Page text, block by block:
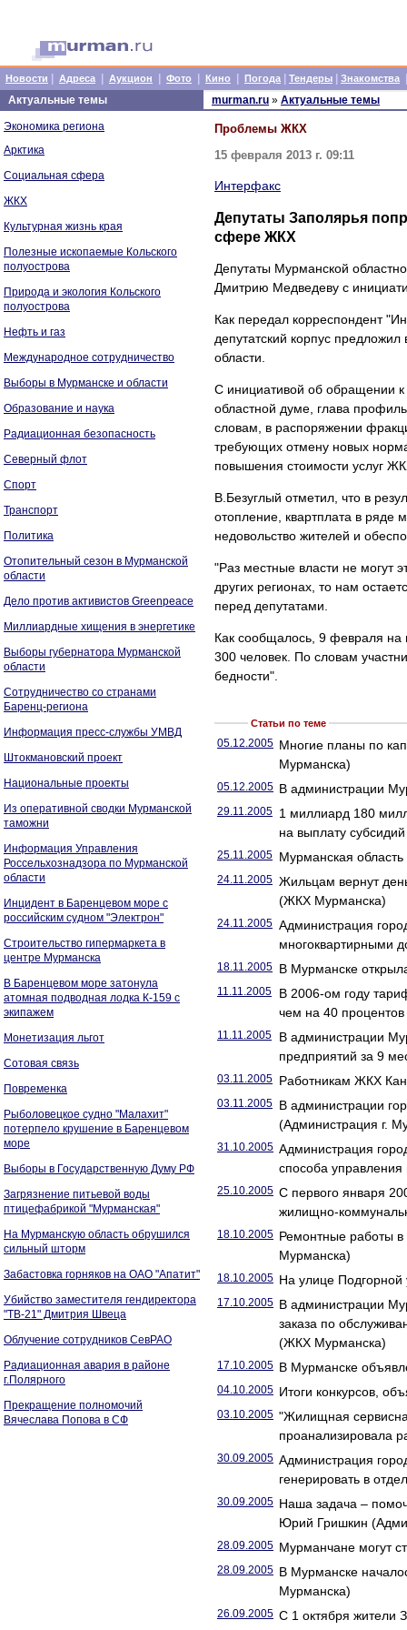
Новости Адреса Аукцион Фото Кино Погода Тендеры Знакомства
Актуальные темы
Экономика региона
Арктика
Социальная сфера
ЖКХ
Культурная жизнь края
Полезные ископаемые Кольского
полуострова
Природа и экология Кольского
полуострова
Нефть и газ
Международное сотрудничество
Выборы в Мурманске и области
Образование и наука
Радиационная безопасность
Северный флот
Спорт
Транспорт
Политика
Отопительный сезон в Мурманской
области
Дело против активистов Greenpeace
Миллиардные хищения в энергетике
Выборы губернатора Мурманской
области
Сотрудничество со странами
Баренц-региона
Информация пресс-службы УМВД
Штокмановский проект
Национальные проекты
Из оперативной сводки Мурманской
таможни
Информация Управления
Россельхознадзора по Мурманской
области
Инцидент в Баренцевом море с
российским судном "Электрон"
Строительство гипермаркета в
центре Мурманска
В Баренцевом море затонула
атомная подводная лодка К-159 с
экипажем
Монетизация льгот
Сотовая связь
Повременка
Рыболовецкое судно "Малахит"
потерпело крушение в Баренцевом
море
Выборы в Государственную Думу РФ
Загрязнение питьевой воды
птицефабрикой "Мурманская"
На Мурманскую область обрушился
сильный шторм
Забастовка горняков на ОАО "Апатит"
Убийство заместителя гендиректора
"ТВ-21" Дмитрия Швеца
Облучение сотрудников СевРАО
Радиационная авария в районе
г.Полярного
Прекращение полномочий
Вячеслава Попова в СФ
murman.ru » Актуальные темы
Проблемы ЖКХ
15 февраля 2013 г. 09:11
Интерфакс
Депутаты Заполярья
сфере ЖКХ
Депутаты Мурманской
Дмитрию Медведеву с
Как передал корреспондент
депутатский корпус
области.
С инициативой об обращении
областной думе, глава
словам, в распоряжении
требующих отмену новых
повышения стоимости услуг
В.Безуглый отметил, что в
отопление, квартплата в ряде
недовольство жителей и
"Раз местные власти не могут
других регионах, то нам
перед депутатами.
Как сообщалось, 9 февраля
300 человек. По словам
бедности".
Статьи по теме
05.12.2005 Многие планы по
Мурманска)
05.12.2005 В администрации
29.11.2005 1 миллиард 180
на выплату
25.11.2005 Мурманская
24.11.2005 Жильцам вернут
(ЖКХ Мурманска)
24.11.2005 Администрация
многоквартирными
18.11.2005 В Мурманске
11.11.2005
В 2006-ом году
чем на 40
11.11.2005
В администрации
предприятий за 9
03.11.2005 Работникам ЖКХ
03.11.2005 В администрации
(Администрация г.
31.10.2005 Администрация
способа
25.10.2005 С первого января
жилищно-
18.10.2005 Ремонтные работы в
Мурманска)
18.10.2005 На улице
17.10.2005 В администрации
заказа по
(ЖКХ Мурманска)
17.10.2005 В Мурманске
04.10.2005 Итоги конкурсов,
03.10.2005 "Жилищная
проанализировала
30.09.2005 Администрация
генерировать в
30.09.2005 Наша задача –
Юрий Гришкин
28.09.2005 Мурманчане могут
28.09.2005 В Мурманске
Мурманска)
26.09.2005 С 1 октября жители